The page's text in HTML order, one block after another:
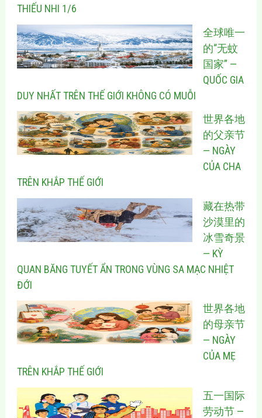
THIẾU NHI 1/6
全球唯一
的“无蚊
国家” —
QUỐC GIA
DUY NHẤT TRÊN THẾ GIỚI KHÔNG CÓ MUỖI
世界各地
的父亲节
— NGÀY
CỦA CHA
TRÊN KHẮP THẾ GIỚI
藏在热带
沙漠里的
冰雪奇景
— KỲ
QUAN BĂNG TUYẾT ẨN TRONG VÙNG SA MẠC NHIỆT
ĐỚI
世界各地
的母亲节
— NGÀY
CỦA MẸ
TRÊN KHẮP THẾ GIỚI
五一国际
劳动节 —